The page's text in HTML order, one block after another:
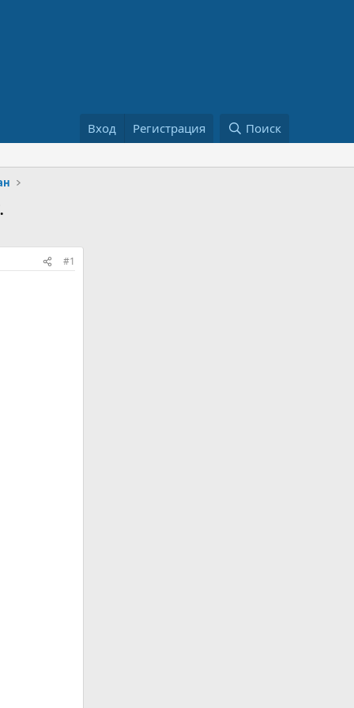
Вход Регистрация Поиск
#1